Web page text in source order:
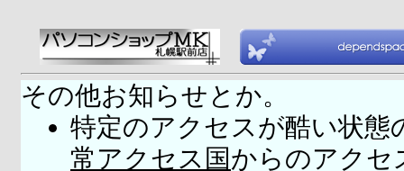
その他お知らせとか。
特定のアクセスが酷い状態
常アクセス国からのアクセ